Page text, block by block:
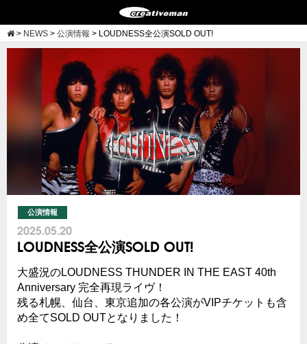
> NEWS > 公演情報 > LOUDNESS全公演SOLD OUT!
公演情報
2025.05.20
LOUDNESS全公演SOLD OUT!
大盛況のLOUDNESS THUNDER IN THE EAST 40th
Anniversary 完全再現ライヴ！
残る札幌、仙台、東京追加の各公演がVIPチケットも含
め全てSOLD OUTとなりました！